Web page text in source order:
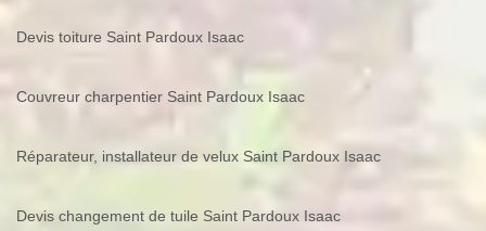
Devis toiture Saint Pardoux Isaac
Couvreur charpentier Saint Pardoux Isaac
Réparateur, installateur de velux Saint Pardoux Isaac
Devis changement de tuile Saint Pardoux Isaac